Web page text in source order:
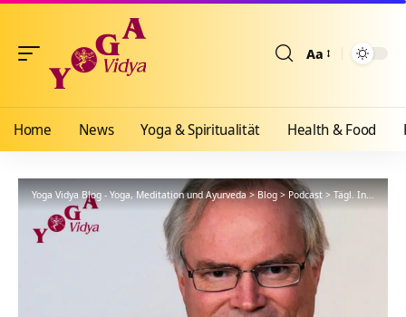
Aa
Home News Yoga & Spiritualität Health & Food
Yoga Vidya Blog - Yoga, Meditation und Ayurveda>Blog>Podcast>Tägl. Inspiration